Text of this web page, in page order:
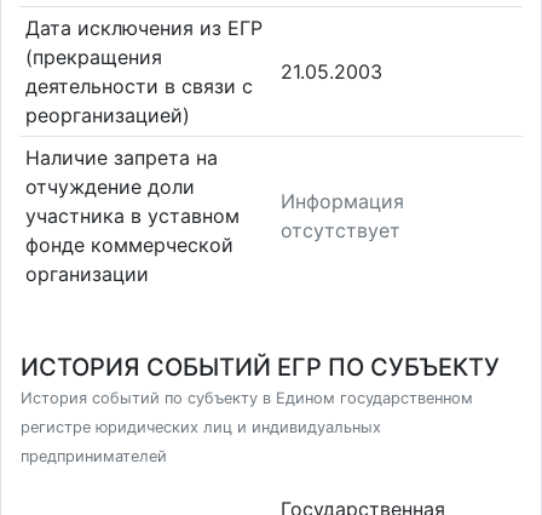
Дата исключения из ЕГР
(прекращения
деятельности в связи с
реорганизацией)
21.05.2003
Наличие запрета на
отчуждение доли
участника в уставном
фонде коммерческой
организации
Информация
отсутствует
ИСТОРИЯ СОБЫТИЙ ЕГР ПО СУБЪЕКТУ
История событий по субъекту в Едином государственном
регистре юридических лиц и индивидуальных
предпринимателей
Государственная